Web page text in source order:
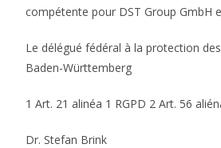
compétente pour DST Group GmbH
Le délégué fédéral à la protection
Baden-Württemberg
1 Art. 21 alinéa 1 RGPD 2 Art. 56
Dr. Stefan Brink